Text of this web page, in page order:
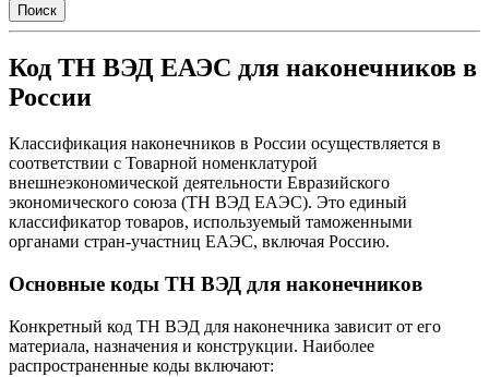
Поиск
Код ТН ВЭД ЕАЭС для наконечников в
России
Классификация наконечников в России осуществляется в
соответствии с Товарной номенклатурой
внешнеэкономической деятельности Евразийского
экономического союза (ТН ВЭД ЕАЭС). Это единый
классификатор товаров, используемый таможенными
органами стран-участниц ЕАЭС, включая Россию.
Основные коды ТН ВЭД для наконечников
Конкретный код ТН ВЭД для наконечника зависит от его
материала, назначения и конструкции. Наиболее
распространенные коды включают: